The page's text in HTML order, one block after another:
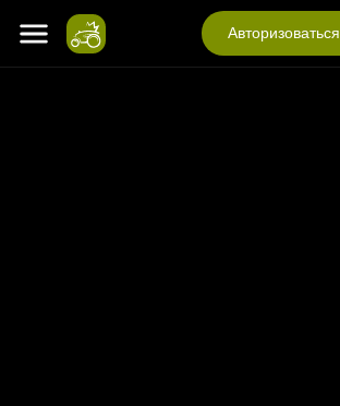
Авторизоваться